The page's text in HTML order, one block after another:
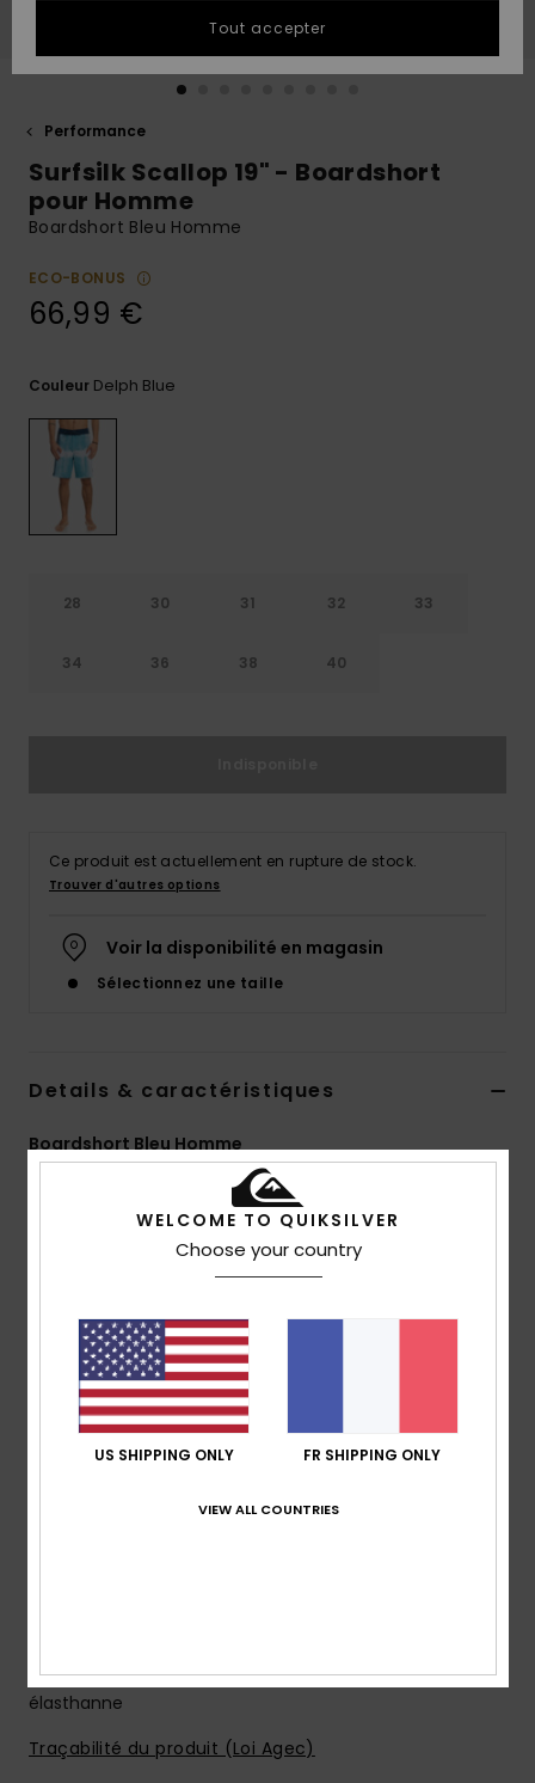
conversation
plus rapide
à votre
question.
aux
la FAQ
Performance
Surfsilk Scallop 19" - Boardshort
pour Homme
Boardshort Bleu Homme
ECO-BONUS
66,99 €
Couleur Delph Blue
28 30 31 32 33
34 36 38 40
Ce produit est actuellement en rupture de stock.
Trouver d'autres options
Voir la disponibilité en magasin
Sélectionnez une taille
Details & caractéristiques
Boardshort Bleu Homme
Code couleur
Caractéristiques
maximum de confort à l'intérieur et de résistance à
l'extérieur
4-way stretch
Modèle fabriqué à partir de bouteilles en plastique
recyclées
Composition53% polyester recyclé, 35% polyester, 12%
élasthanne
Traçabilité du produit (Loi Agec)
WELCOME TO QUIKSILVER
Choose your country
US SHIPPING ONLY FR SHIPPING ONLY
VIEW ALL COUNTRIES
Tout accepter